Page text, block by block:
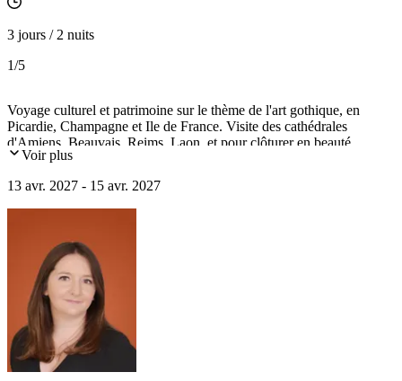
3 jours / 2 nuits
1/5
Voyage culturel et patrimoine sur le thème de l'art gothique, en
Picardie, Champagne et Ile de France. Visite des cathédrales
d'Amiens, Beauvais, Reims, Laon, et pour clôturer en beauté,
découverte de la nouvelle Notre-Dame de Paris et de la Sainte-
Paris
Voir plus
13 avr. 2027 - 15 avr. 2027